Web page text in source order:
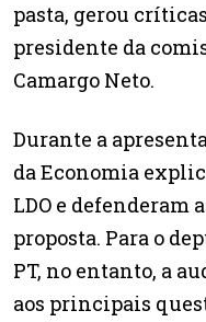
pasta, gerou
presidente da
Camargo Neto.
Durante a
da Economia
LDO e defenderam
proposta. Para o
PT, no entanto, a
aos principais